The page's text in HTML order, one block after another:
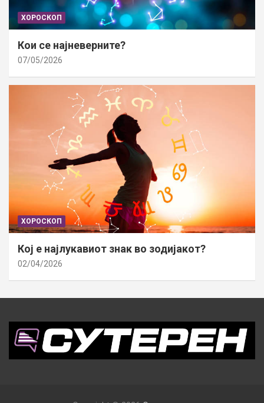
ХОРОСКОП
Кои се најневерните?
07/05/2026
ХОРОСКОП
Кој е најлукавиот знак во зодијакот?
02/04/2026